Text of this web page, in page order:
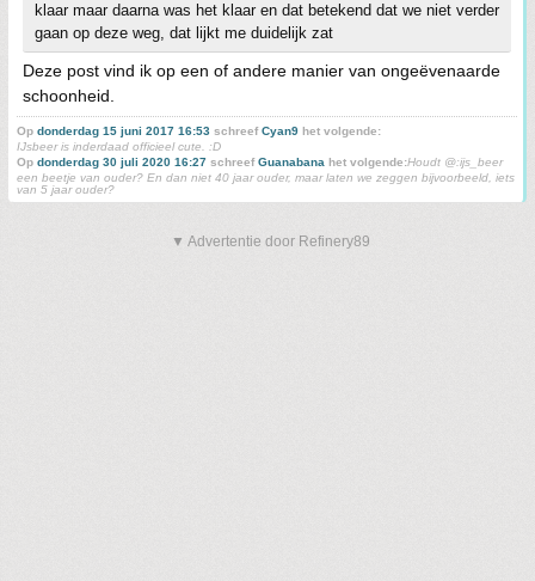
klaar maar daarna was het klaar en dat betekend dat we niet verder
gaan op deze weg, dat lijkt me duidelijk zat
Deze post vind ik op een of andere manier van ongeëvenaarde
schoonheid.
Op donderdag 15 juni 2017 16:53 schreefCyan9 het volgende:
IJsbeer is inderdaad officieel cute. :D
Op donderdag 30 juli 2020 16:27 schreefGuanabana het volgende:Houdt @:ijs_beer
een beetje van ouder? En dan niet 40 jaar ouder, maar laten we zeggen bijvoorbeeld, iets
van 5 jaar ouder?
▼ Advertentie door Refinery89